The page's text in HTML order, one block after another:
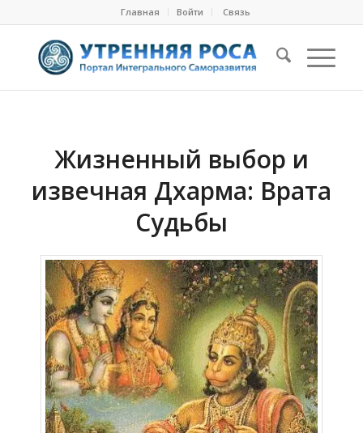
Главная Войти Cвязь
Жизненный выбор и
извечная Дхарма: Врата
Судьбы